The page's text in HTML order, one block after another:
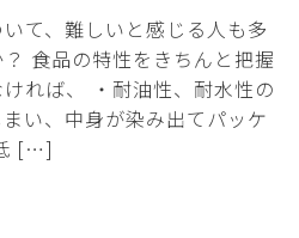
て、難しいと感じる人も多
食品の特性をきちんと把握
れば、 ・耐油性、耐水性の
い、中身が染み出てパッケ
[…]